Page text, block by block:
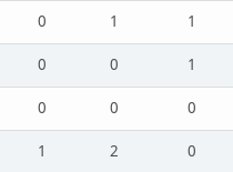
0 1 1
0 0 1
0 0 0
1 2 0